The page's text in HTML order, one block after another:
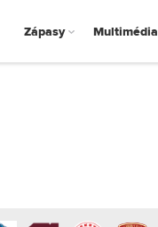
Zápasy Multimédia